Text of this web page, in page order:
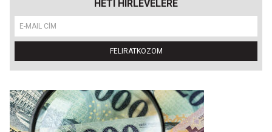
HETI HÍRLEVELÉRE
FELIRATKOZOM